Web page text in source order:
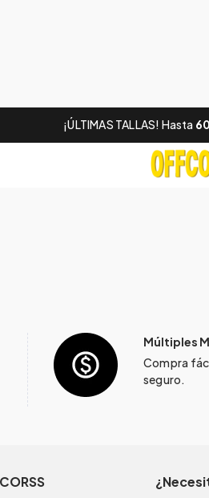
¡ÚLTIMAS TALLAS! Hasta
Múltiples
Compra
seguro.